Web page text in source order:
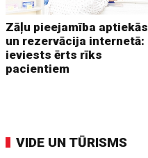
Zāļu pieejamība aptiekās
un rezervācija internetā:
ieviests ērts rīks
pacientiem
VIDE UN TŪRISMS